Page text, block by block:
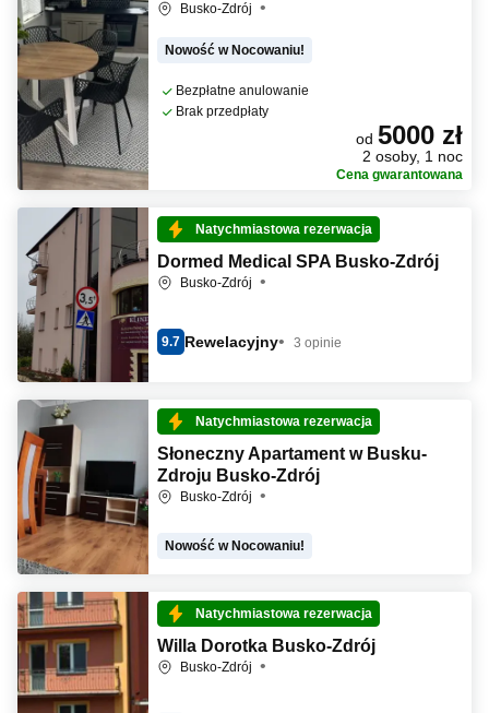
Busko-Zdrój
Nowość w Nocowaniu!
Bezpłatne anulowanie
Brak przedpłaty
od 5000 zł
2 osoby, 1 noc
Cena gwarantowana
Natychmiastowa rezerwacja
Dormed Medical SPA Busko-Zdrój
Busko-Zdrój
9.7 Rewelacyjny 3 opinie
Natychmiastowa rezerwacja
Słoneczny Apartament w Busku-
Zdroju Busko-Zdrój
Busko-Zdrój
Nowość w Nocowaniu!
Natychmiastowa rezerwacja
Willa Dorotka Busko-Zdrój
Busko-Zdrój